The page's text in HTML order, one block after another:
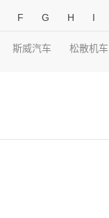
F G H I
斯威汽车 松散机车